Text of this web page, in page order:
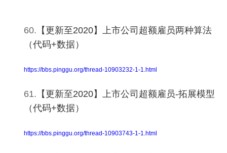
60. 【更新至2020】上市公司超额雇员两种算法
（代码+数据）
https://bbs.pinggu.org/thread-10903232-1-1.html
61. 【更新至2020】上市公司超额雇员-拓展模型
（代码+数据）
https://bbs.pinggu.org/thread-10903743-1-1.html